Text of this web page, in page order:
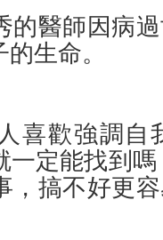
的醫師因病
生命。
喜歡強調自
一定能找到
，搞不好更